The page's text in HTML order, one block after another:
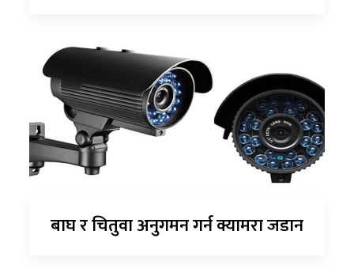
बाघ र चितुवा अनुगमन गर्न क्यामरा जडान